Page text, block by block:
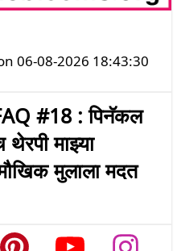
06-08-2026 18:43:30
#18 : पिनॅकल
माझ्या
मुलाला मदत